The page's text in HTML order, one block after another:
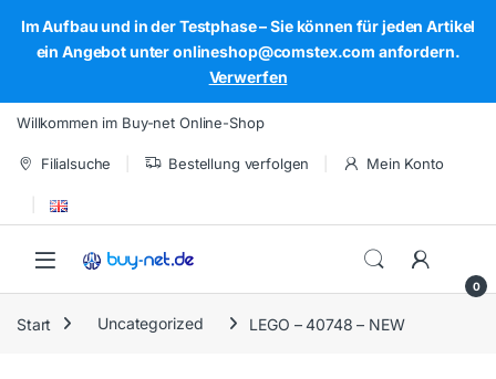
Im Aufbau und in der Testphase – Sie können für jeden Artikel
ein Angebot unter onlineshop@comstex.com anfordern.
Verwerfen
Skip to navigation
Skip to content
Willkommen im Buy-net Online-Shop
Filialsuche Bestellung verfolgen Mein Konto
Open
0
Start Uncategorized LEGO – 40748 – NEW